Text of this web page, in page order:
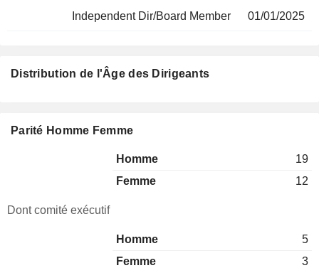
Independent Dir/Board Member
01/01/2025
Distribution de l'Âge des Dirigeants
Parité Homme Femme
Homme
19
Femme
12
Dont comité exécutif
Homme
5
Femme
3